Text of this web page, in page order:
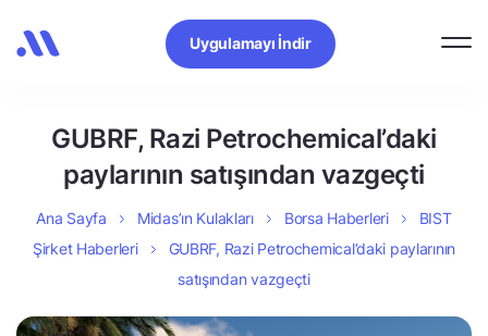
Uygulamayı İndir
GUBRF, Razi Petrochemical’daki
paylarının satışından vazgeçti
Ana Sayfa Midas’ın Kulakları Borsa Haberleri
BIST
Şirket Haberleri
GUBRF, Razi Petrochemical’daki paylarının
satışından vazgeçti